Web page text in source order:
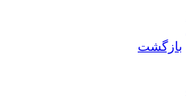
بازگشت